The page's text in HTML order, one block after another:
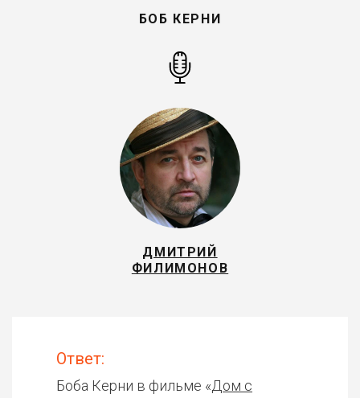
БОБ КЕРНИ
ДМИТРИЙ
ФИЛИМОНОВ
Ответ:
Боба Керни в фильме «Дом с